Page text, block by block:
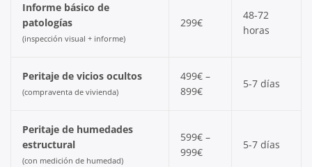
Informe básico de
patologías
(inspección visual + informe)
299€
48-72
horas
Peritaje de vicios ocultos
(compraventa de vivienda)
499€ –
899€
5-7 días
Peritaje de humedades
estructural
(con medición de humedad)
599€ –
999€
5-7 días